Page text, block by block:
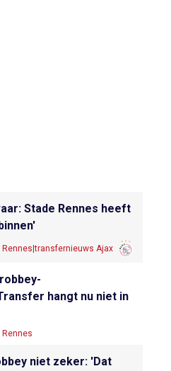
Stade Rennes heeft
|transfernieuws Ajax
hangt nu niet in
niet zeker: 'Dat